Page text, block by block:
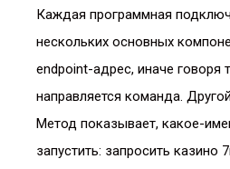
Каждая программная
нескольких основных
endpoint-адрес, иначе говоря
направляется команда.
Метод показывает, какое-
запустить: запросить